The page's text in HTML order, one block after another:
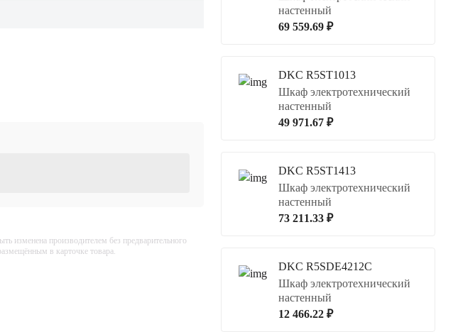
изменена производителем без предварительного
в карточке товара.
настенный
69 559.69 ₽
DKC R5ST1013
Шкаф электротехнический
настенный
49 971.67 ₽
DKC R5ST1413
Шкаф электротехнический
настенный
73 211.33 ₽
DKC R5SDE4212C
Шкаф электротехнический
настенный
12 466.22 ₽